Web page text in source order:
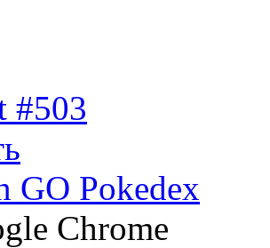
#503
GO Pokedex
Chrome